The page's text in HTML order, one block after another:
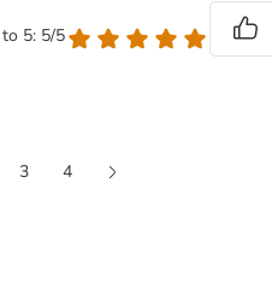
5: 5/5
3
4